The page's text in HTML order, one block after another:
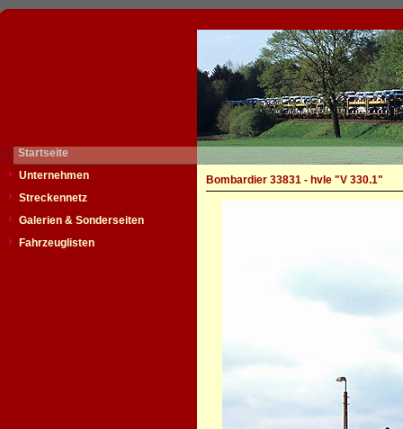
Startseite
Unternehmen
Streckennetz
Galerien & Sonderseiten
Fahrzeuglisten
Bombardier 33831 - hvle "V 330.1"